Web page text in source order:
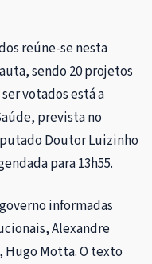
reúne-se nesta
sendo 20 projetos
votados está a
prevista no
Doutor Luizinho
para 13h55.
informadas
Alexandre
Hugo Motta. O texto